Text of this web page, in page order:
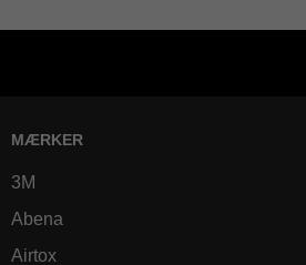
MÆRKER
3M
Abena
Airtox